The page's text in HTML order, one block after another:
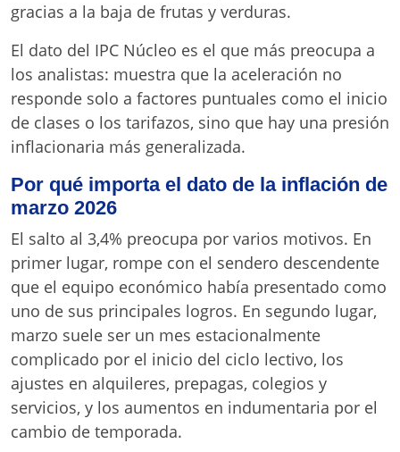
gracias a la baja de frutas y verduras.
El dato del IPC Núcleo es el que más preocupa a
los analistas: muestra que la aceleración no
responde solo a factores puntuales como el inicio
de clases o los tarifazos, sino que hay una presión
inflacionaria más generalizada.
Por qué importa el dato de la inflación de
marzo 2026
El salto al 3,4% preocupa por varios motivos. En
primer lugar, rompe con el sendero descendente
que el equipo económico había presentado como
uno de sus principales logros. En segundo lugar,
marzo suele ser un mes estacionalmente
complicado por el inicio del ciclo lectivo, los
ajustes en alquileres, prepagas, colegios y
servicios, y los aumentos en indumentaria por el
cambio de temporada.